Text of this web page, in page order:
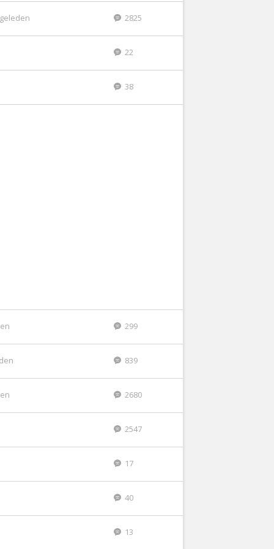
2825
22
38
299
839
2680
2547
17
40
13